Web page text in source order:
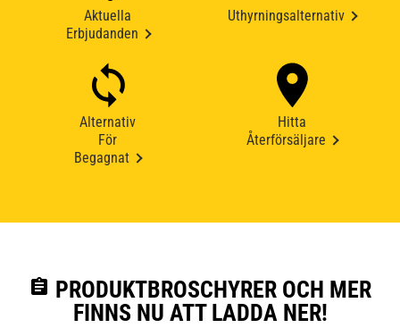
Aktuella
Erbjudanden
Uthyrningsalternativ
Alternativ
För
Begagnat
Hitta
Återförsäljare
assignment PRODUKTBROSCHYRER OCH MER
FINNS NU ATT LADDA NER!